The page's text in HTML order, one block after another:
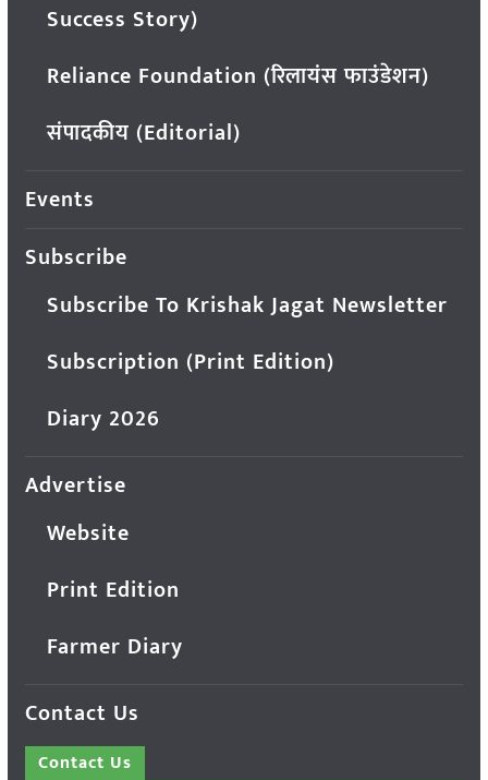
Success Story)
Reliance Foundation (रिलायंस फाउंडेशन)
संपादकीय (Editorial)
Events
Subscribe
Subscribe To Krishak Jagat Newsletter
Subscription (Print Edition)
Diary 2026
Advertise
Website
Print Edition
Farmer Diary
Contact Us
Contact Us